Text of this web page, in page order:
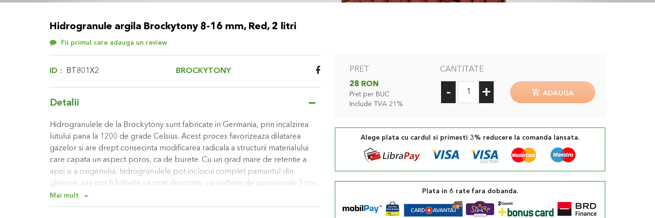
Hidrogranule argila Brockytony 8-16 mm, Red, 2 litri
Fii primul care adauga un review
PRET
28 RON
Pret per BUC
Include TVA 21%
CANTITATE
- + ADAUGA
Alege plata cu cardul si primesti 3% reducere la comanda lansata.
Plata in 6 rate fara dobanda.
ID BT801X2 BROCKYTONY
Detalii
Hidrogranulele de la Brockytony sunt fabricate in Germania, prin incalzirea
lutului pana la 1200 de grade Celsius. Acest proces favorizeaza dilatarea
gazelor si are drept consecinta modificarea radicala a structurii materialului
care capata un aspect poros, ca de burete. Cu un grad mare de retentie a
apei si a oxigenului, hidrogranulele pot inclocui complet pamantul din
ghivece, sau pot fi folosite ca strat decorativ, cu inaltime de aproximativ 3 cm,
deasupra pamantului: vor mentine ridicat gradul de umiditate din ghivece si
vor da si un plus de culoare spatiului.
Mai mult